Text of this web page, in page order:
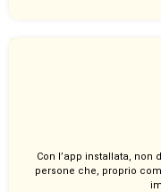
Con l’app installata, non
persone che, proprio